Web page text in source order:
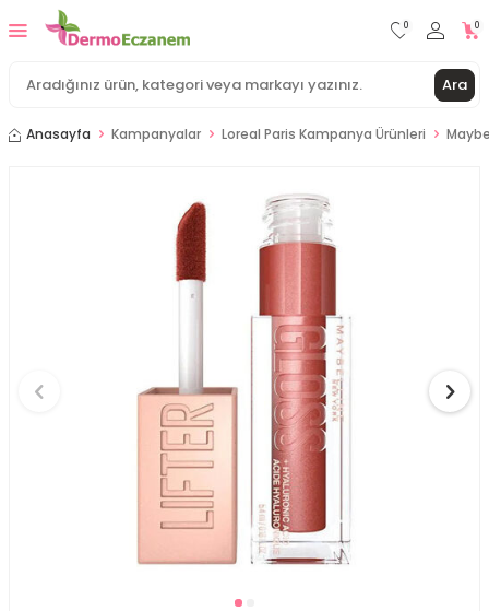
Ara
0 0
Anasayfa Kampanyalar Loreal Paris Kampanya Ürünleri